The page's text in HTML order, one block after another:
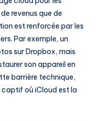
revenus que de
est renforcée par les
Par exemple, un
sur Dropbox, mais
son appareil en
barrière technique,
captif où iCloud est la